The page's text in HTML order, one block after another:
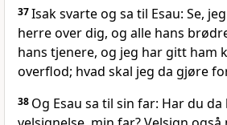
37Isak svarte og sa til Esau: Se,
herre over dig, og alle hans
hans tjenere, og jeg har gitt ham
overflod; hvad skal jeg da gjøre
38 Og Esau sa til sin far: Har du